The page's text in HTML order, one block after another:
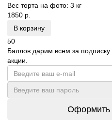
Вес торта на фото: 3 кг
1850 р.
В корзину
50
Баллов дарим всем за подписку
акции.
Оформить